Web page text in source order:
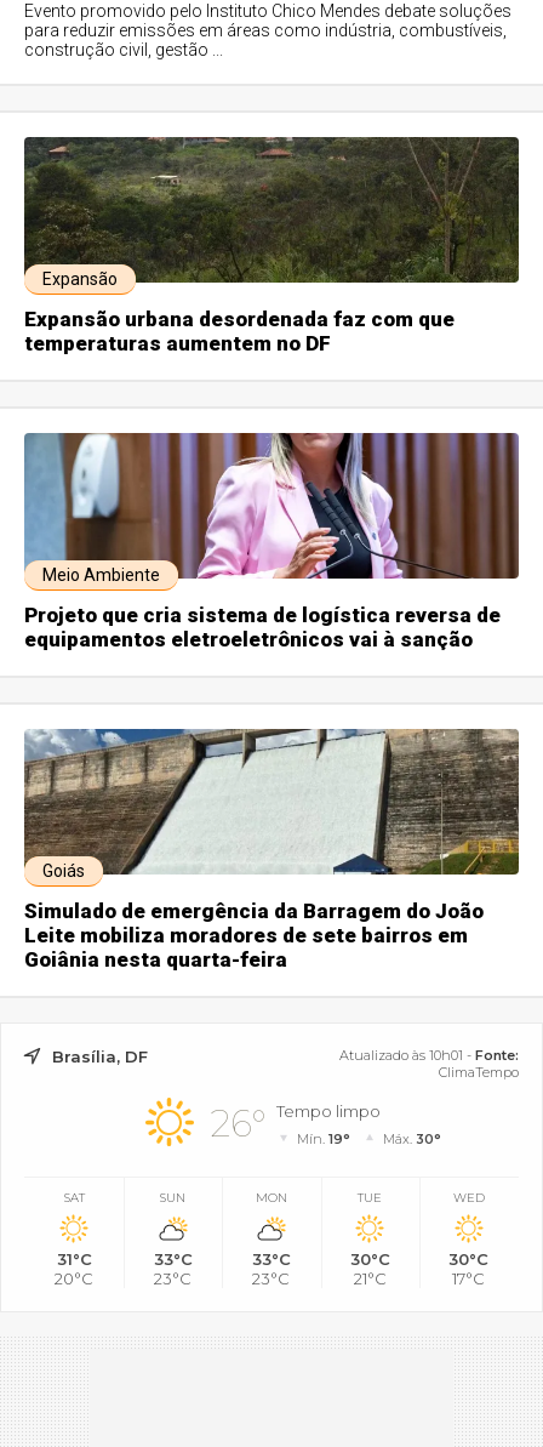
Evento promovido pelo Instituto Chico Mendes debate soluções
para reduzir emissões em áreas como indústria, combustíveis,
construção civil, gestão ...
Expansão
Expansão urbana desordenada faz com que
temperaturas aumentem no DF
Meio Ambiente
Projeto que cria sistema de logística reversa de
equipamentos eletroeletrônicos vai à sanção
Goiás
Simulado de emergência da Barragem do João
Leite mobiliza moradores de sete bairros em
Goiânia nesta quarta-feira
Brasília, DF Atualizado às 10h01 - Fonte:
ClimaTempo
26° Tempo limpo
Mín.19° Máx. 30°
SAT
31°C
20°C
SUN
33°C
23°C
MON
33°C
23°C
TUE
30°C
21°C
WED
30°C
17°C